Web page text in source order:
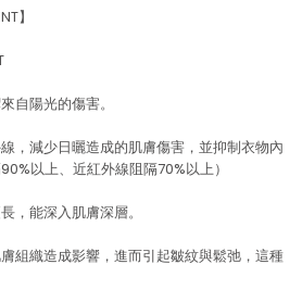
】
自陽光的傷害。
，減少日曬造成的肌膚傷害，並抑制衣物內
以上、近紅外線阻隔70%以上）
，能深入肌膚深層。
組織造成影響，進而引起皺紋與鬆弛，這種